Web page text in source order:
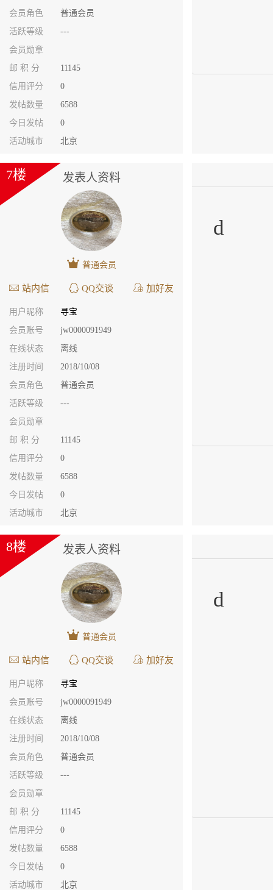
会员角色
普通会员
活跃等级
---
会员勋章
邮 积 分
11145
信用评分
0
发帖数量
6588
今日发帖
0
活动城市
北京
发表人资料
7楼
普通会员
站内信 QQ交谈 加好友
用户昵称
寻宝
会员账号
jw0000091949
在线状态
离线
注册时间
2018/10/08
会员角色
普通会员
活跃等级
---
会员勋章
邮 积 分
11145
信用评分
0
发帖数量
6588
今日发帖
0
活动城市
北京
d
发表人资料
8楼
普通会员
站内信 QQ交谈 加好友
用户昵称
寻宝
会员账号
jw0000091949
在线状态
离线
注册时间
2018/10/08
会员角色
普通会员
活跃等级
---
会员勋章
邮 积 分
11145
信用评分
0
发帖数量
6588
今日发帖
0
活动城市
北京
d